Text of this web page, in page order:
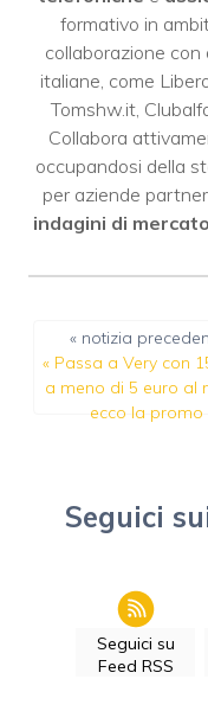
formativo in
collaborazione
italiane, come
Tomshw.it,
Collabora
occupandosi della
per aziende
indagini di mercato
« notizia
« Passa a Very con
a meno di 5 euro al
ecco la promo
Seguici
Seguici su
Feed RSS